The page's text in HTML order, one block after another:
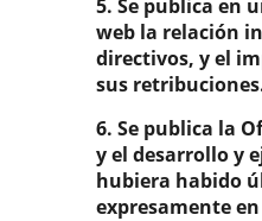
5. Se publica en
web la relación
directivos, y el
sus
6. Se publica la
y el desarrollo y
hubiera habido
expresamente